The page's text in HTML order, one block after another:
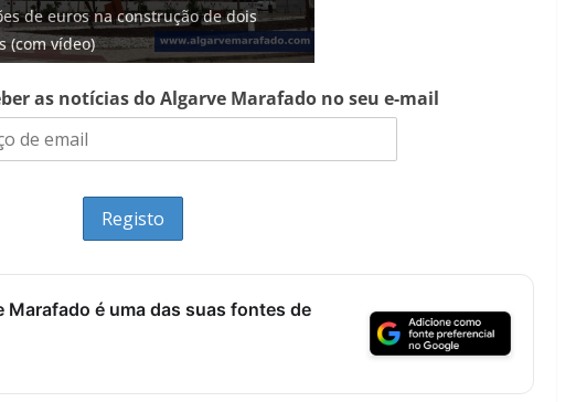
de euros na construção de dois
(com vídeo)
dia: uma cidade algarvia que cresceu
redes e fábricas
roubam areia de praias e põem
em risco no Algarve (com vídeo)
do mar a 3 euros cada. Nova rota
nasce no Algarve
da água. Fontes emblemáticas do
voltam a ter vida (com vídeo)
as notícias do Algarve Marafado no seu e-mail
Marafado é uma das suas fontes de